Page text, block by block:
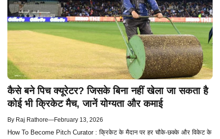
कैसे बने पिच क्यूरेटर? जिसके बिना नहीं खेला जा सकता है
कोई भी क्रिकेट मैच, जानें योग्यता और कमाई
By Raj Rathore—February 13, 2026
How To Become Pitch Curator : क्रिकेट के मैदान पर हर चौके-छक्के और विकेट के